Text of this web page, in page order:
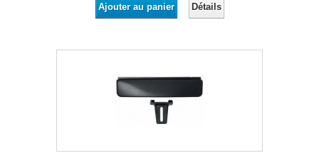
Ajouter au panier Détails